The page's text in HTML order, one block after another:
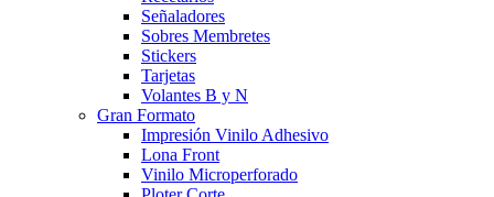
Señaladores
Sobres Membretes
Stickers
Tarjetas
Volantes B y N
Gran Formato
Impresión Vinilo Adhesivo
Lona Front
Vinilo Microperforado